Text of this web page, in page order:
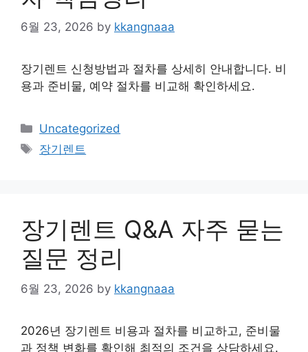
6월 23, 2026 by kkangnaaa
장기렌트 신청방법과 절차를 상세히 안내합니다. 비
용과 준비물, 예약 절차를 비교해 확인하세요.
Categories
Uncategorized
Tags
장기렌트
장기렌트 Q&A 자주 묻는
질문 정리
6월 23, 2026 by kkangnaaa
2026년 장기렌트 비용과 절차를 비교하고, 준비물
과 정책 변화를 확인해 최적의 조건을 상담하세요.